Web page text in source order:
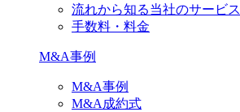
流れから知る当社のサービス
手数料・料金
M&A事例
M&A事例
M&A成約式